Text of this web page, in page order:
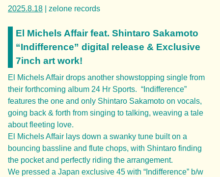
2025.8.18 | zelone records
El Michels Affair feat. Shintaro Sakamoto
“Indifference” digital release & Exclusive
7inch art work!
El Michels Affair drops another showstopping single from
their forthcoming album 24 Hr Sports. “Indifference”
features the one and only Shintaro Sakamoto on vocals,
going back & forth from singing to talking, weaving a tale
about fleeting love.
El Michels Affair lays down a swanky tune built on a
bouncing bassline and flute chops, with Shintaro finding
the pocket and perfectly riding the arrangement.
We pressed a Japan exclusive 45 with “Indifference” b/w